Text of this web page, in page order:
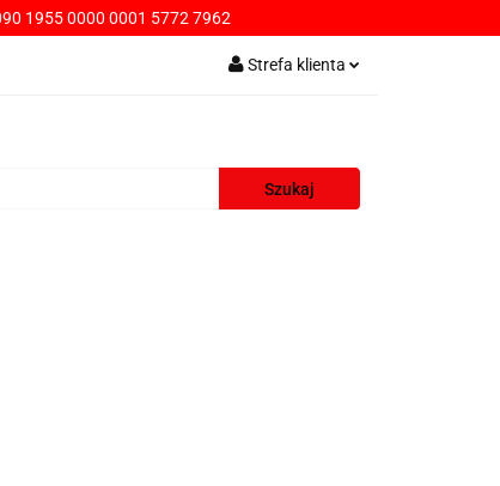
1955 0000 0001 5772 7962
Strefa klienta
Zarejestruj się
Dodaj zgłoszenie